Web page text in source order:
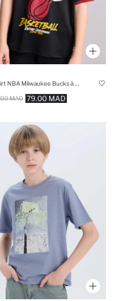
79.00 MAD
MAD